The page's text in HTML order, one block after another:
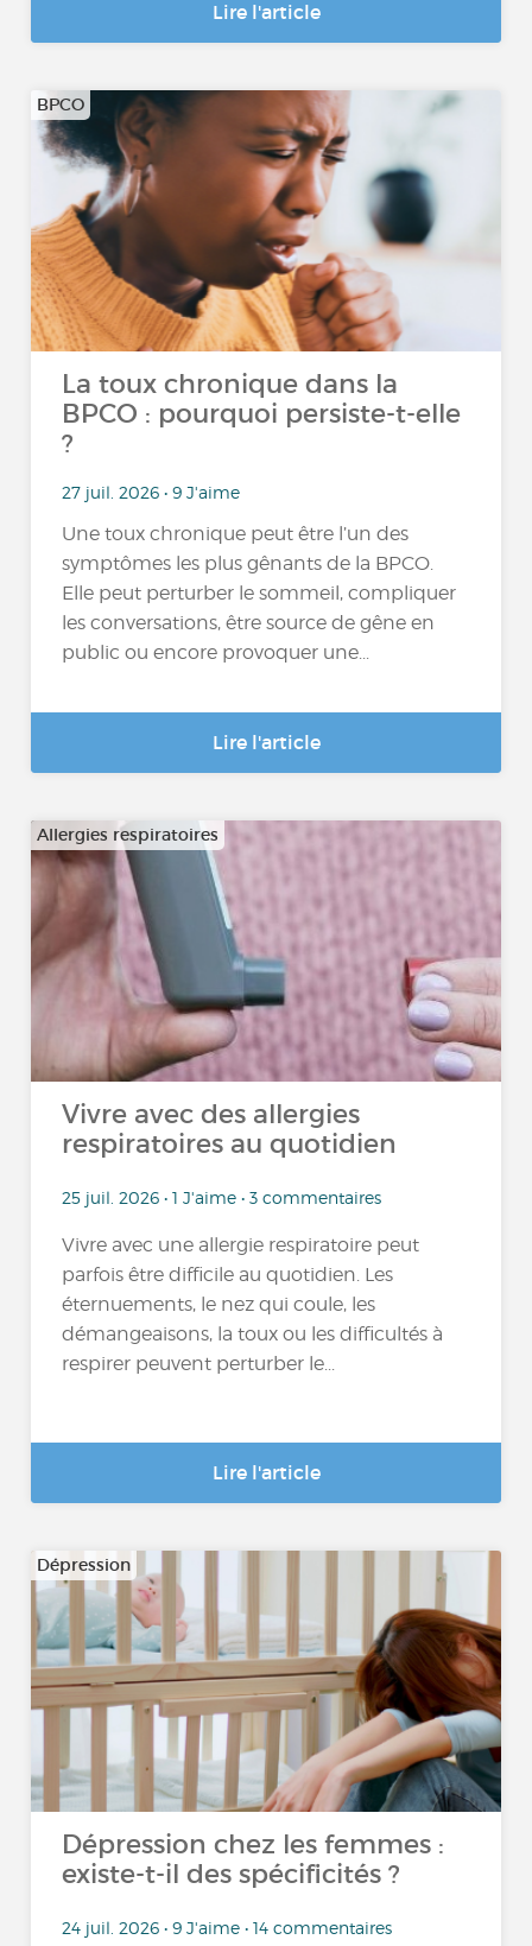
Lire l'article
BPCO
La toux chronique dans la
BPCO : pourquoi persiste-t-elle
?
27 juil. 2026 • 9 J'aime
Une toux chronique peut être l’un des
symptômes les plus gênants de la BPCO.
Elle peut perturber le sommeil, compliquer
les conversations, être source de gêne en
public ou encore provoquer une...
Lire l'article
Allergies respiratoires
Vivre avec des allergies
respiratoires au quotidien
25 juil. 2026 • 1 J'aime • 3 commentaires
Vivre avec une allergie respiratoire peut
parfois être difficile au quotidien. Les
éternuements, le nez qui coule, les
démangeaisons, la toux ou les difficultés à
respirer peuvent perturber le...
Lire l'article
Dépression
Dépression chez les femmes :
existe-t-il des spécificités ?
24 juil. 2026 • 9 J'aime • 14 commentaires